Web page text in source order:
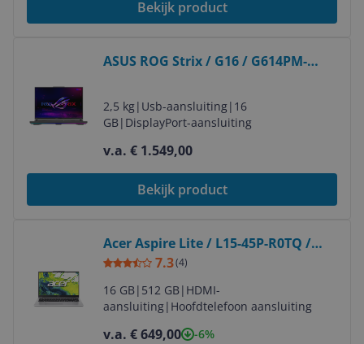
Bekijk product
ASUS ROG Strix / G16 / G614PM-
2,5 kg| Usb-aansluiting| 16
GB| DisplayPort-aansluiting
v.a. € 1.549,00
Bekijk product
Acer Aspire Lite / L15-45P-R0TQ /
NX.DLMEH.001
7.3(4)
16 GB| 512 GB| HDMI-
aansluiting| Hoofdtelefoon aansluiting
v.a. € 649,00 -6%